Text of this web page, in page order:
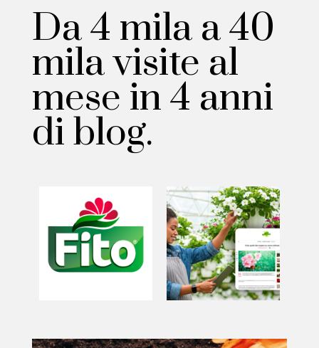
Da 4 mila a 40
mila visite al
mese in 4 anni
di blog.